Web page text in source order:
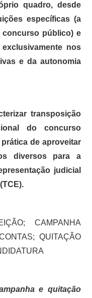
quadro, desde
específicas (a
público) e
nos
e da autonomia
transposição
do concurso
de aproveitar
diversos para a
judicial
CAMPANHA
QUITAÇÃO
e quitação